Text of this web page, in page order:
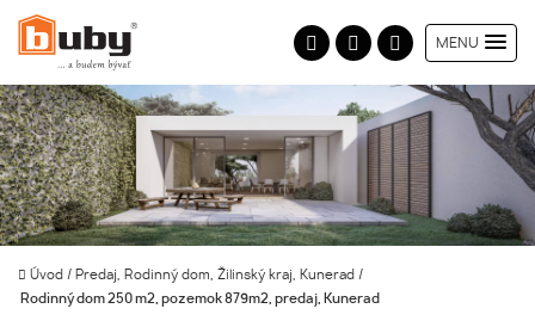
MENU
Úvod / Predaj, Rodinný dom, Žilinský kraj, Kunerad /
Rodinný dom 250 m2, pozemok 879m2, predaj, Kunerad